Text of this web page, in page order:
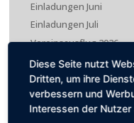
Einladungen Juni
Einladungen Juli
Vereinsausflug 2026
Aktuell
Bezirksschützenfest
Diese Seite nutzt
Dritten, um ihre
verbessern und
Interessen der